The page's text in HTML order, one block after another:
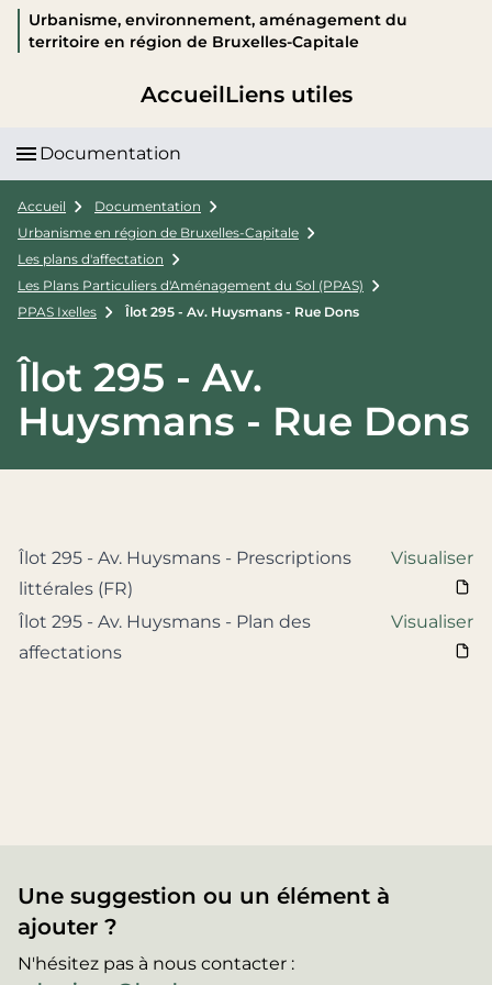
Urbanisme, environnement, aménagement du
territoire en région de Bruxelles-Capitale
AccueilLiens utiles
Documentation
Accueil
Documentation
Urbanisme en région de Bruxelles-Capitale
Les plans d'affectation
Les Plans Particuliers d'Aménagement du Sol (PPAS)
PPAS Ixelles
Îlot 295 - Av. Huysmans - Rue Dons
Îlot 295 - Av.
Huysmans - Rue Dons
Îlot 295 - Av. Huysmans - Prescriptions
littérales (FR)
Visualiser
Îlot 295 - Av. Huysmans - Plan des
affectations
Visualiser
Une suggestion ou un élément à
ajouter ?
N'hésitez pas à nous contacter :